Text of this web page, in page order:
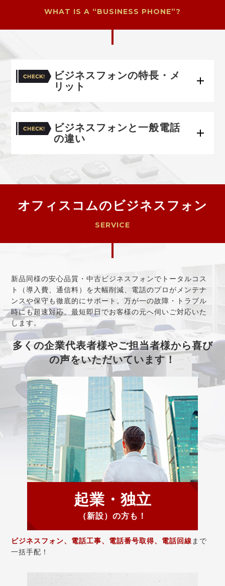
WHAT IS A “BUSINESS PHONE”?
ビジネスフォンの特長・メ
リット
ビジネスフォンと一般電話
の違い
オフィスコムのビジネスフォン
SERVICE
新品同様の安心品質・中古ビジネスフォンでトータルコス
ト（導入費、通信料）を大幅削減、電話のプロがメンテナ
ンスや保守も徹底的にサポート。万が一の故障・トラブル
時にも超速対応。最短即日でお客様の元へ伺いご対応いた
します。
多くの企業代表者様やご担当者様から喜び
の声をいただいています！
起業・独立
（新設）の方も！
ビジネスフォン、電話工事、電話番号取得、電話回線 まで
一括手配！